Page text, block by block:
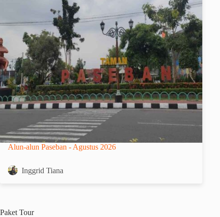
Alun-alun Paseban - Agustus 2026
Inggrid Tiana
Paket Tour